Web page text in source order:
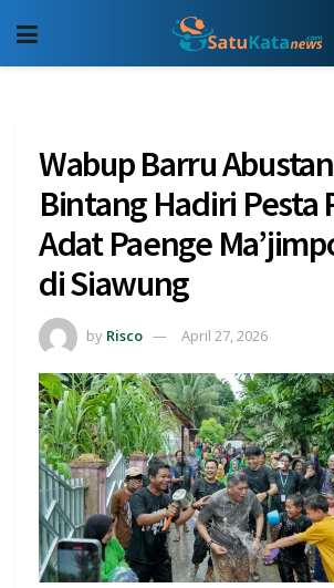
Wabup Barru
Bintang Hadiri Pesta
Adat Paenge
di Siawung
by Risco April 27, 2026